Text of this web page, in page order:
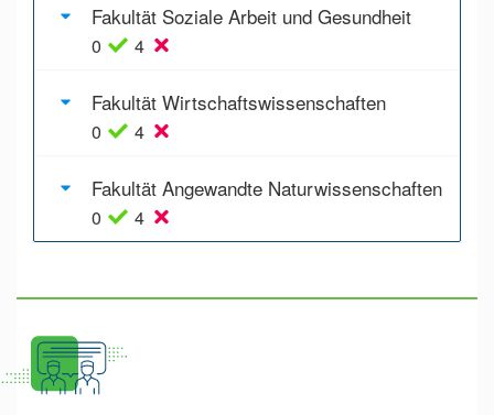
Fakultät Soziale Arbeit und Gesundheit
0 4
Fakultät Wirtschaftswissenschaften
0 4
Fakultät Angewandte Naturwissenschaften
0 4